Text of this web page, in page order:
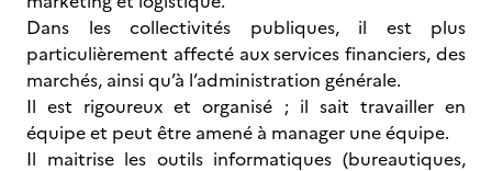
Dans les collectivités publiques, il est plus
particulièrement affecté aux services financiers, des
marchés, ainsi qu’à l’administration générale.
Il est rigoureux et organisé ; il sait travailler en
équipe et peut être amené à manager une équipe.
Il maitrise les outils informatiques (bureautiques,